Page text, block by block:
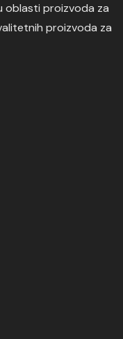
oblasti proizvoda za
proizvoda za